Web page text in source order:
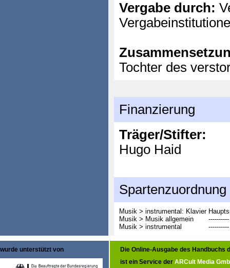
Vergabe durch:
Tochter des
Finanzierung
Träger/Stifter:
Hugo Haid
Spartenzuordnung
Musik > instrumental: Klavier
Musik > Musik allgemein
----------
Musik > instrumental
----------
wurde unterstützt von
Die Online-Ausgabe des Handbuchs
ist ein Service der ARCult Media